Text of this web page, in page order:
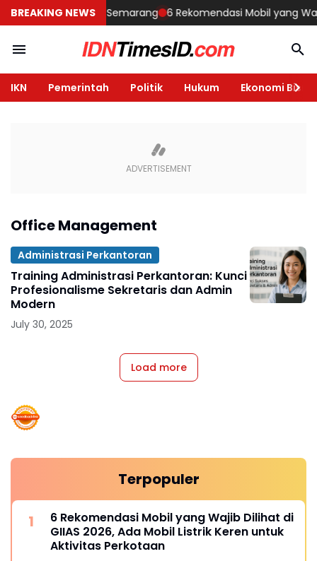
BREAKING NEWS
Rumah di Semarang 6 Rekomendasi Mobil yang
IKN Pemerintah Politik Hukum Ekonomi Bisnis
Office Management
Administrasi Perkantoran
Training Administrasi Perkantoran: Kunci
Profesionalisme Sekretaris dan Admin
Modern
July 30, 2025
Load more
Terpopuler
6 Rekomendasi Mobil yang Wajib Dilihat di
GIIAS 2026, Ada Mobil Listrik Keren untuk
Aktivitas Perkotaan